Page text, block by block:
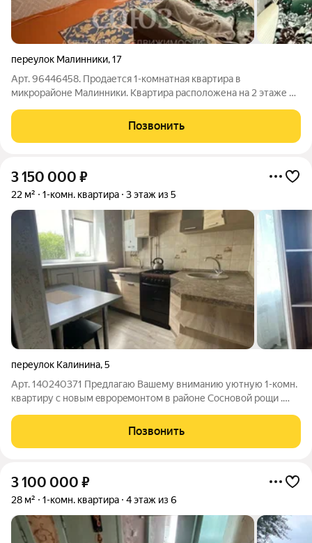
переулок Малинники,17
Арт. 96446458. Продается 1-комнатная квартира в
микрорайоне Малинники. Квартира расположена на 2 этаже 5-
ремонтом. Окна ПВХ. При продаже остается вся мебель и
бытовая техника. В шаговой доступности
Позвонить
3 150 000 ₽
22 м² 1-комн. квартира 3 этаж из 5
переулок Калинина,5
Арт. 140240371 Предлагаю Вашему вниманию уютную 1-комн.
квартиру с новым eврoрeмoнтом в районе Сосновой рощи .
зaeзжать и жить, либо cдaть в аренду, если вы инвестируете в
недвижимость. В этом районе
Позвонить
3 100 000 ₽
28 м² 1-комн. квартира 4 этаж из 6